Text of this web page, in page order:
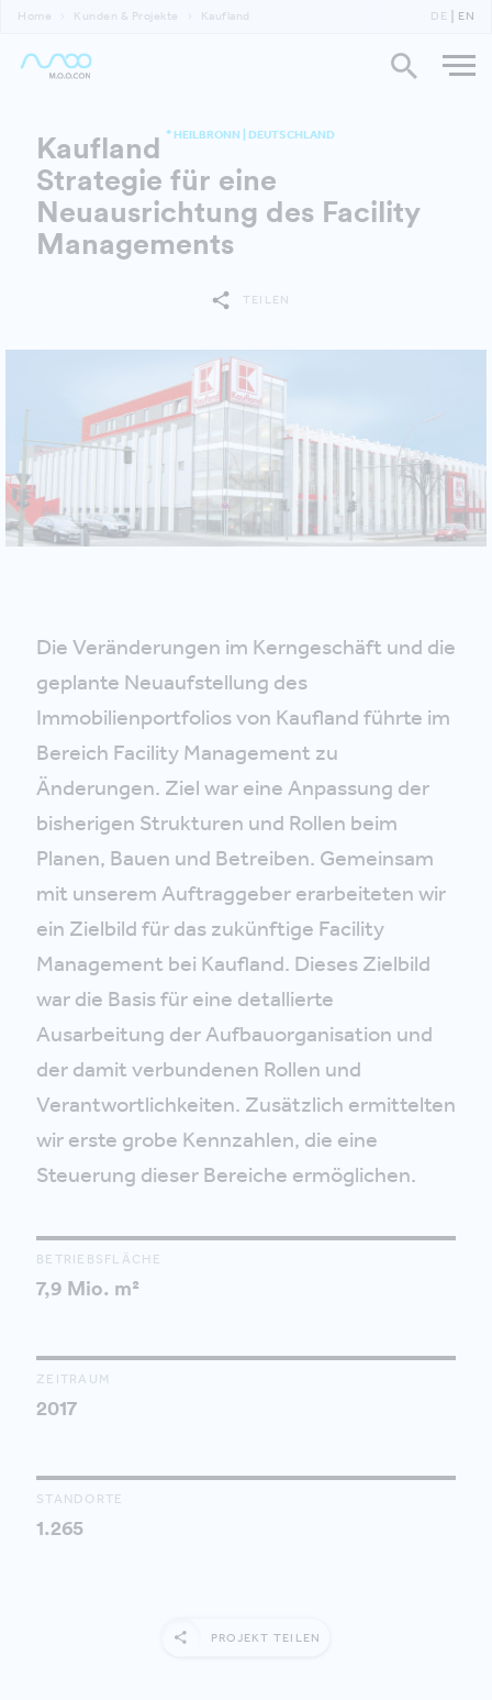
Home Kunden & Projekte Kaufland DE EN
Kaufland * HEILBRONN | DEUTSCHLAND
Strategie für eine
Neuausrichtung des Facility
Managements
TEILEN
Die Veränderungen im Kerngeschäft und die
geplante Neuaufstellung des
Immobilienportfolios von Kaufland führte im
Bereich Facility Management zu
Änderungen. Ziel war eine Anpassung der
bisherigen Strukturen und Rollen beim
Planen, Bauen und Betreiben. Gemeinsam
mit unserem Auftraggeber erarbeiteten wir
ein Zielbild für das zukünftige Facility
Management bei Kaufland. Dieses Zielbild
war die Basis für eine detallierte
Ausarbeitung der Aufbauorganisation und
der damit verbundenen Rollen und
Verantwortlichkeiten. Zusätzlich ermittelten
wir erste grobe Kennzahlen, die eine
Steuerung dieser Bereiche ermöglichen.
BETRIEBSFLÄCHE
7,9 Mio. m²
ZEITRAUM
2017
STANDORTE
1.265
PROJEKT TEILEN